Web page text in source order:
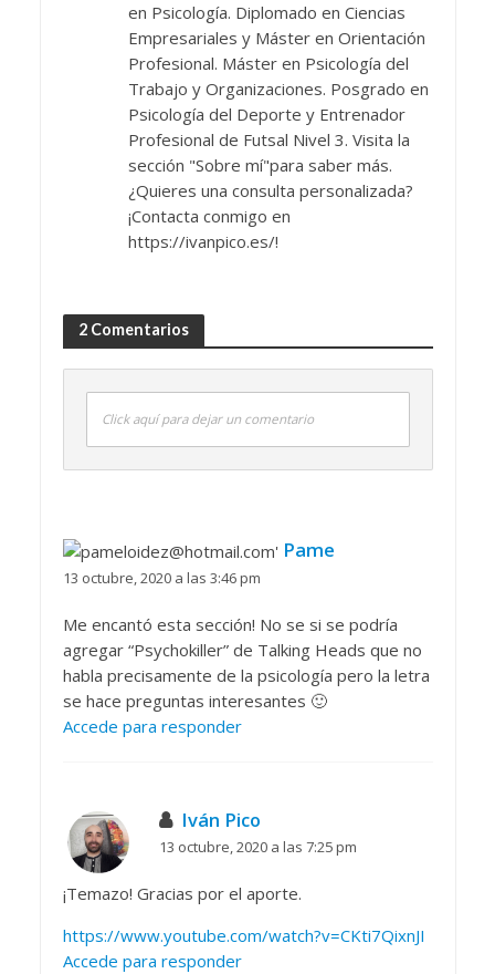
en Psicología. Diplomado en Ciencias
Empresariales y Máster en Orientación
Profesional. Máster en Psicología del
Trabajo y Organizaciones. Posgrado en
Psicología del Deporte y Entrenador
Profesional de Futsal Nivel 3. Visita la
sección "Sobre mí"para saber más.
¿Quieres una consulta personalizada?
¡Contacta conmigo en
https://ivanpico.es/!
2 Comentarios
Click aquí para dejar un comentario
Pame
13 octubre, 2020 a las 3:46 pm
Me encantó esta sección! No se si se podría
agregar “Psychokiller” de Talking Heads que no
habla precisamente de la psicología pero la letra
se hace preguntas interesantes 🙂
Accede para responder
Iván Pico
13 octubre, 2020 a las 7:25 pm
¡Temazo! Gracias por el aporte.
https://www.youtube.com/watch?v=CKti7QixnJI
Accede para responder